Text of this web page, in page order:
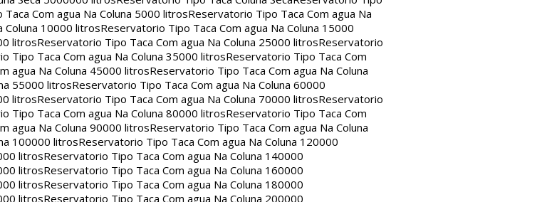
Com agua Na Coluna 5000 litrosReservatorio Tipo Taca Com agua Na
Coluna 10000 litrosReservatorio Tipo Taca Com agua Na Coluna 15000
litrosReservatorio Tipo Taca Com agua Na Coluna 25000 litrosReservatorio
Tipo Taca Com agua Na Coluna 35000 litrosReservatorio Tipo Taca Com
agua Na Coluna 45000 litrosReservatorio Tipo Taca Com agua Na Coluna
55000 litrosReservatorio Tipo Taca Com agua Na Coluna 60000
litrosReservatorio Tipo Taca Com agua Na Coluna 70000 litrosReservatorio
Tipo Taca Com agua Na Coluna 80000 litrosReservatorio Tipo Taca Com
agua Na Coluna 90000 litrosReservatorio Tipo Taca Com agua Na Coluna
100000 litrosReservatorio Tipo Taca Com agua Na Coluna 120000
litrosReservatorio Tipo Taca Com agua Na Coluna 140000
litrosReservatorio Tipo Taca Com agua Na Coluna 160000
litrosReservatorio Tipo Taca Com agua Na Coluna 180000
litrosReservatorio Tipo Taca Com agua Na Coluna 200000